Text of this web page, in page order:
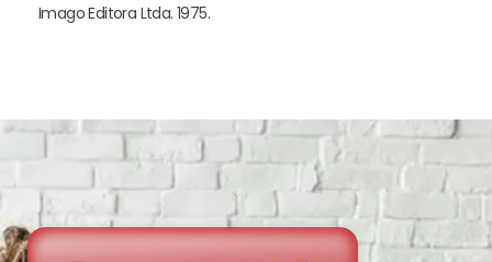
Imago Editora Ltda. 1975.